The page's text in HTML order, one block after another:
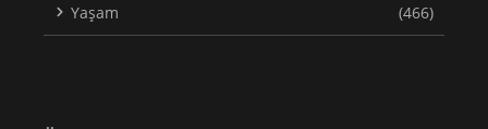
Yaşam (466)